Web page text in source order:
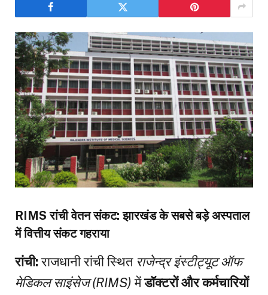
RIMS रांची वेतन संकट: झारखंड के सबसे बड़े अस्पताल
में वित्तीय संकट गहराया
रांची:राजधानी रांची स्थित राजेन्द्र इंस्टीट्यूट ऑफ
मेडिकल साइंसेज (RIMS)मेंडॉक्टरों और कर्मचारियों